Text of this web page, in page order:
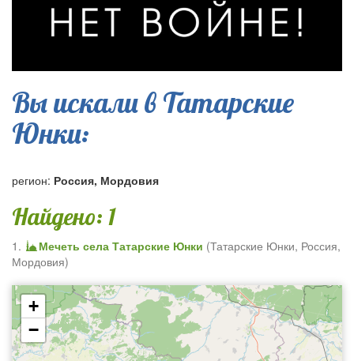
Вы искали в Татарские
Юнки:
регион: Россия, Мордовия
Найдено: 1
1. Мечеть села Татарские Юнки (Татарские Юнки, Россия,
Мордовия)
+
−